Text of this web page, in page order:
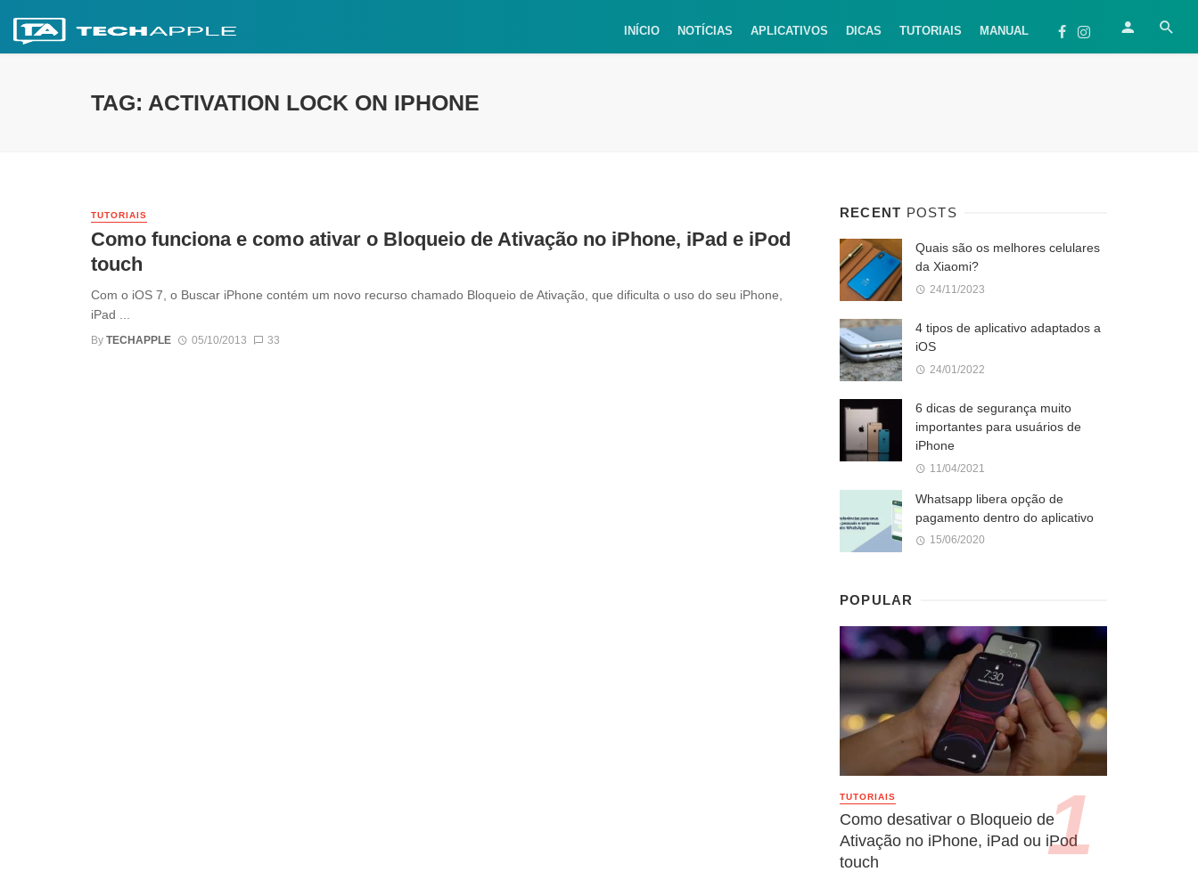
INÍCIO NOTÍCIAS APLICATIVOS DICAS TUTORIAIS MANUAL
TAG: ACTIVATION LOCK ON IPHONE
TUTORIAIS
Como funciona e como ativar o Bloqueio de Ativação no iPhone, iPad e iPod
touch
Com o iOS 7, o Buscar iPhone contém um novo recurso chamado Bloqueio de Ativação, que dificulta o uso do seu iPhone,
iPad ...
By TECHAPPLE 05/10/2013 33
RECENT POSTS
Quais são os melhores celulares
da Xiaomi?
24/11/2023
4 tipos de aplicativo adaptados a
iOS
24/01/2022
6 dicas de segurança muito
importantes para usuários de
iPhone
11/04/2021
Whatsapp libera opção de
pagamento dentro do aplicativo
15/06/2020
POPULAR
TUTORIAIS
Como desativar o Bloqueio de
Ativação no iPhone, iPad ou iPod
touch